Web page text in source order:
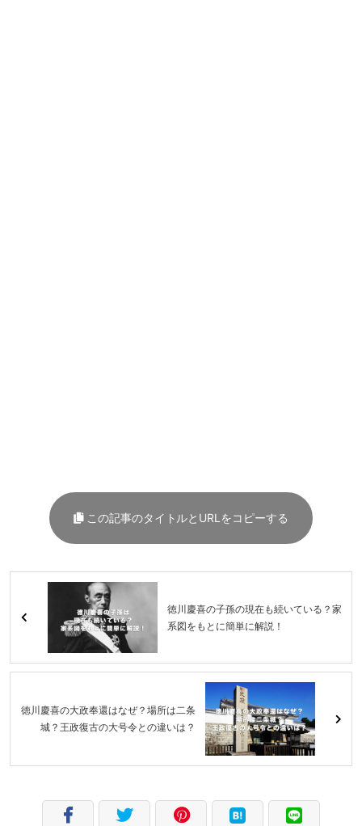
この記事のタイトルとURLをコピーする
徳川慶喜の子孫の現在も続いている？家
系図をもとに簡単に解説！
徳川慶喜の大政奉還はなぜ？場所は二条
城？王政復古の大号令との違いは？